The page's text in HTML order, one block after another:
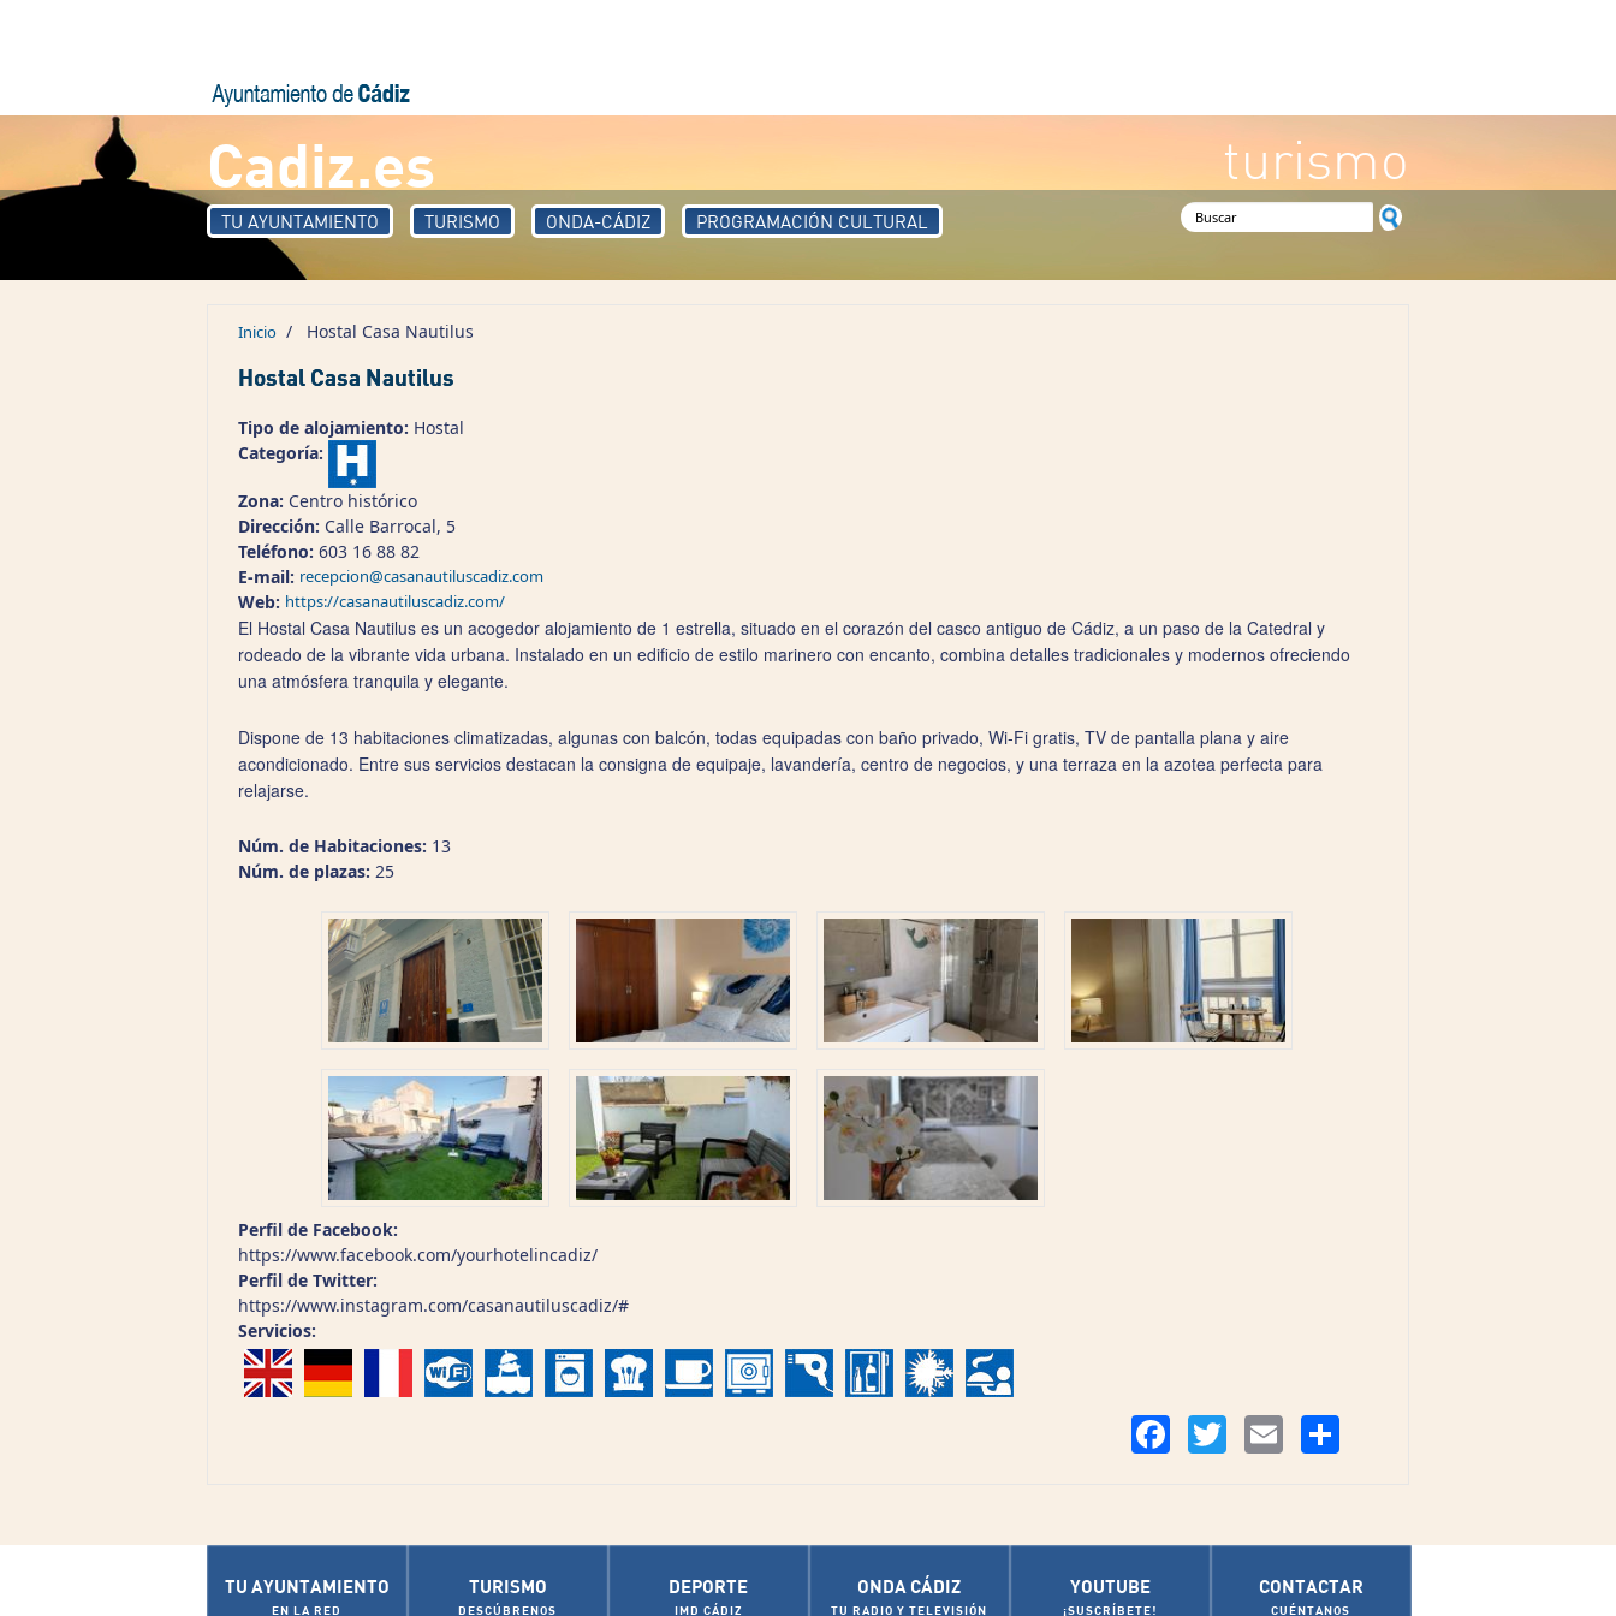
Cadiz.es turismo
TU AYUNTAMIENTO TURISMO ONDA-CÁDIZ PROGRAMACIÓN CULTURAL Formulario de búsqueda
Inicio / Hostal Casa Nautilus
Hostal Casa Nautilus
Tipo de alojamiento: Hostal
Categoría:
Zona: Centro histórico
Dirección: Calle Barrocal, 5
Teléfono: 603 16 88 82
E-mail: recepcion@casanautiluscadiz.com
Web: https://casanautiluscadiz.com/
El Hostal Casa Nautilus es un acogedor alojamiento de 1 estrella, situado en el corazón del casco antiguo de Cádiz, a un paso de la Catedral y
rodeado de la vibrante vida urbana. Instalado en un edificio de estilo marinero con encanto, combina detalles tradicionales y modernos ofreciendo
una atmósfera tranquila y elegante.
Dispone de 13 habitaciones climatizadas, algunas con balcón, todas equipadas con baño privado, Wi‑Fi gratis, TV de pantalla plana y aire
acondicionado. Entre sus servicios destacan la consigna de equipaje, lavandería, centro de negocios, y una terraza en la azotea perfecta para
relajarse.
Núm. de Habitaciones: 13
Núm. de plazas: 25
Perfil de Facebook:
https://www.facebook.com/yourhotelincadiz/
Perfil de Twitter:
https://www.instagram.com/casanautiluscadiz/#
Servicios:
FacebookTwitter Email
TU AYUNTAMIENTO
EN LA RED
TURISMO
DESCÚBRENOS
DEPORTE
IMD CÁDIZ
ONDA CÁDIZ
TU RADIO Y TELEVISIÓN
YOUTUBE
¡SUSCRÍBETE!
CONTACTAR
CUÉNTANOS